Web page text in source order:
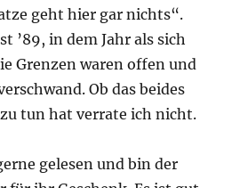
geht hier gar nichts“.
’89, in dem Jahr als sich
Grenzen waren offen und
Ob das beides
tun hat verrate ich nicht.
gelesen und bin der